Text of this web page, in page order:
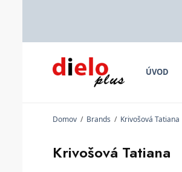
ÚVOD
Domov / Brands / Krivošová Tatiana
Krivošová Tatiana